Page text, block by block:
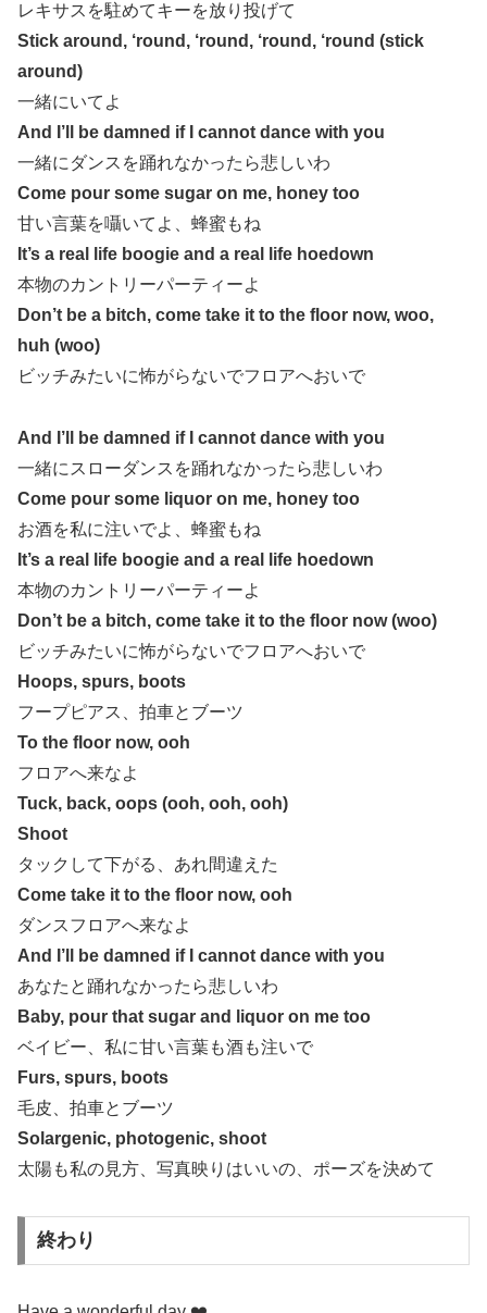
レキサスを駐めてキーを放り投げて
Stick around, ‘round, ‘round, ‘round, ‘round (stick
around)
一緒にいてよ
And I’ll be damned if I cannot dance with you
一緒にダンスを踊れなかったら悲しいわ
Come pour some sugar on me, honey too
甘い言葉を囁いてよ、蜂蜜もね
It’s a real life boogie and a real life hoedown
本物のカントリーパーティーよ
Don’t be a bitch, come take it to the floor now, woo,
huh (woo)
ビッチみたいに怖がらないでフロアへおいで
And I’ll be damned if I cannot dance with you
一緒にスローダンスを踊れなかったら悲しいわ
Come pour some liquor on me, honey too
お酒を私に注いでよ、蜂蜜もね
It’s a real life boogie and a real life hoedown
本物のカントリーパーティーよ
Don’t be a bitch, come take it to the floor now (woo)
ビッチみたいに怖がらないでフロアへおいで
Hoops, spurs, boots
フープピアス、拍車とブーツ
To the floor now, ooh
フロアへ来なよ
Tuck, back, oops (ooh, ooh, ooh)
Shoot
タックして下がる、あれ間違えた
Come take it to the floor now, ooh
ダンスフロアへ来なよ
And I’ll be damned if I cannot dance with you
あなたと踊れなかったら悲しいわ
Baby, pour that sugar and liquor on me too
ベイビー、私に甘い言葉も酒も注いで
Furs, spurs, boots
毛皮、拍車とブーツ
Solargenic, photogenic, shoot
太陽も私の見方、写真映りはいいの、ポーズを決めて
終わり